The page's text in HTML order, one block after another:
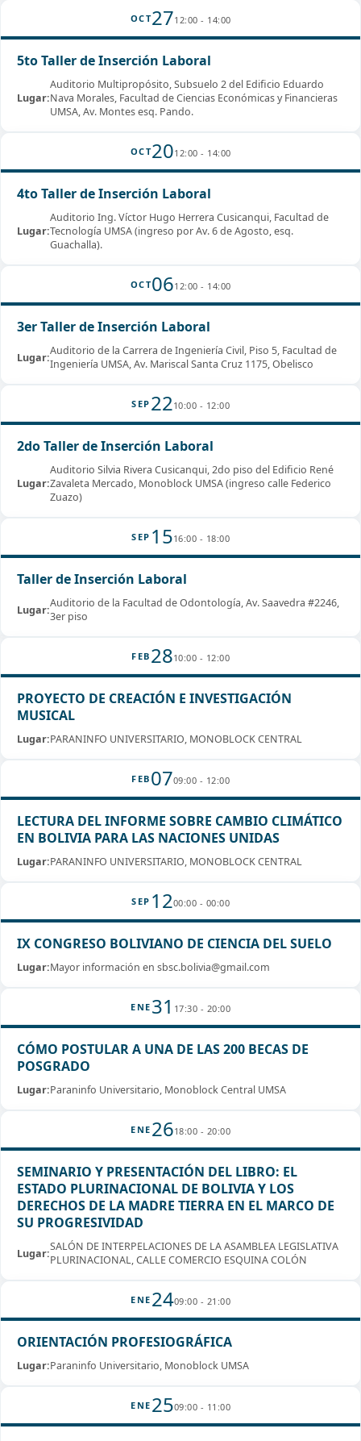
OCT2712:00 - 14:00
5to Taller de Inserción Laboral
Lugar:
Auditorio Multipropósito, Subsuelo 2 del Edificio Eduardo
Nava Morales, Facultad de Ciencias Económicas y Financieras
UMSA, Av. Montes esq. Pando.
OCT2012:00 - 14:00
4to Taller de Inserción Laboral
Lugar:
Auditorio Ing. Víctor Hugo Herrera Cusicanqui, Facultad de
Tecnología UMSA (ingreso por Av. 6 de Agosto, esq.
Guachalla).
OCT0612:00 - 14:00
3er Taller de Inserción Laboral
Lugar:Auditorio de la Carrera de Ingeniería Civil, Piso 5, Facultad de
Ingeniería UMSA, Av. Mariscal Santa Cruz 1175, Obelisco
SEP 2210:00 - 12:00
2do Taller de Inserción Laboral
Lugar:
Auditorio Silvia Rivera Cusicanqui, 2do piso del Edificio René
Zavaleta Mercado, Monoblock UMSA (ingreso calle Federico
Zuazo)
SEP 1516:00 - 18:00
Taller de Inserción Laboral
Lugar:Auditorio de la Facultad de Odontología, Av. Saavedra #2246,
3er piso
FEB 2810:00 - 12:00
PROYECTO DE CREACIÓN E INVESTIGACIÓN
MUSICAL
Lugar:PARANINFO UNIVERSITARIO, MONOBLOCK CENTRAL
FEB 0709:00 - 12:00
LECTURA DEL INFORME SOBRE CAMBIO CLIMÁTICO
EN BOLIVIA PARA LAS NACIONES UNIDAS
Lugar:PARANINFO UNIVERSITARIO, MONOBLOCK CENTRAL
SEP 1200:00 - 00:00
IX CONGRESO BOLIVIANO DE CIENCIA DEL SUELO
Lugar:Mayor información en sbsc.bolivia@gmail.com
ENE 31 17:30 - 20:00
CÓMO POSTULAR A UNA DE LAS 200 BECAS DE
POSGRADO
Lugar:Paraninfo Universitario, Monoblock Central UMSA
ENE 2618:00 - 20:00
SEMINARIO Y PRESENTACIÓN DEL LIBRO: EL
ESTADO PLURINACIONAL DE BOLIVIA Y LOS
DERECHOS DE LA MADRE TIERRA EN EL MARCO DE
SU PROGRESIVIDAD
Lugar:SALÓN DE INTERPELACIONES DE LA ASAMBLEA LEGISLATIVA
PLURINACIONAL, CALLE COMERCIO ESQUINA COLÓN
ENE 2409:00 - 21:00
ORIENTACIÓN PROFESIOGRÁFICA
Lugar:Paraninfo Universitario, Monoblock UMSA
ENE 2509:00 - 11:00